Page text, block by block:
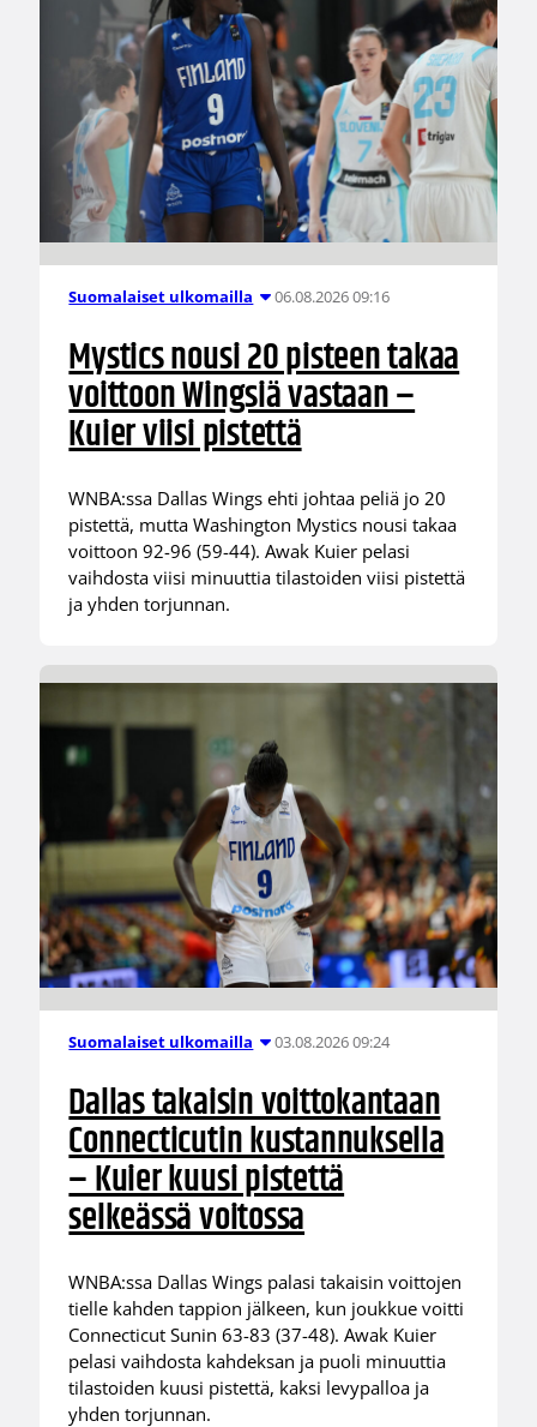
Suomalaiset ulkomailla 06.08.2026 09:16
Mystics nousi 20 pisteen takaa
voittoon Wingsiä vastaan –
Kuier viisi pistettä
WNBA:ssa Dallas Wings ehti johtaa peliä jo 20
pistettä, mutta Washington Mystics nousi takaa
voittoon 92-96 (59-44). Awak Kuier pelasi
vaihdosta viisi minuuttia tilastoiden viisi pistettä
ja yhden torjunnan.
Suomalaiset ulkomailla 03.08.2026 09:24
Dallas takaisin voittokantaan
Connecticutin kustannuksella
– Kuier kuusi pistettä
selkeässä voitossa
WNBA:ssa Dallas Wings palasi takaisin voittojen
tielle kahden tappion jälkeen, kun joukkue voitti
Connecticut Sunin 63-83 (37-48). Awak Kuier
pelasi vaihdosta kahdeksan ja puoli minuuttia
tilastoiden kuusi pistettä, kaksi levypalloa ja
yhden torjunnan.